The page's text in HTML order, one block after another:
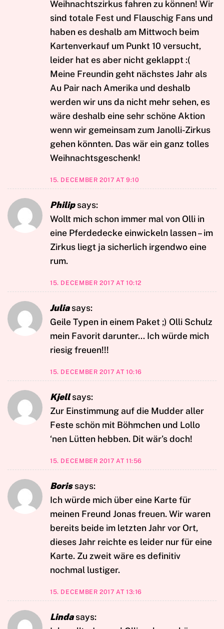
Weihnachtszirkus fahren zu können! Wir
sind totale Fest und Flauschig Fans und
haben es deshalb am Mittwoch beim
Kartenverkauf um Punkt 10 versucht,
leider hat es aber nicht geklappt :(
Meine Freundin geht nächstes Jahr als
Au Pair nach Amerika und deshalb
werden wir uns da nicht mehr sehen, es
wäre deshalb eine sehr schöne Aktion
wenn wir gemeinsam zum Janolli-Zirkus
gehen könnten. Das wär ein ganz tolles
Weihnachtsgeschenk!
15. DECEMBER 2017 AT 9:10
Philip says:
Wollt mich schon immer mal von Olli in
eine Pferdedecke einwickeln lassen – im
Zirkus liegt ja sicherlich irgendwo eine
rum.
15. DECEMBER 2017 AT 10:12
Julia says:
Geile Typen in einem Paket ;) Olli Schulz
mein Favorit darunter… Ich würde mich
riesig freuen!!!
15. DECEMBER 2017 AT 10:16
Kjell says:
Zur Einstimmung auf die Mudder aller
Feste schön mit Böhmchen und Lollo
‘nen Lütten hebben. Dit wär’s doch!
15. DECEMBER 2017 AT 11:56
Boris says:
Ich würde mich über eine Karte für
meinen Freund Jonas freuen. Wir waren
bereits beide im letzten Jahr vor Ort,
dieses Jahr reichte es leider nur für eine
Karte. Zu zweit wäre es definitiv
nochmal lustiger.
15. DECEMBER 2017 AT 13:16
Linda says: